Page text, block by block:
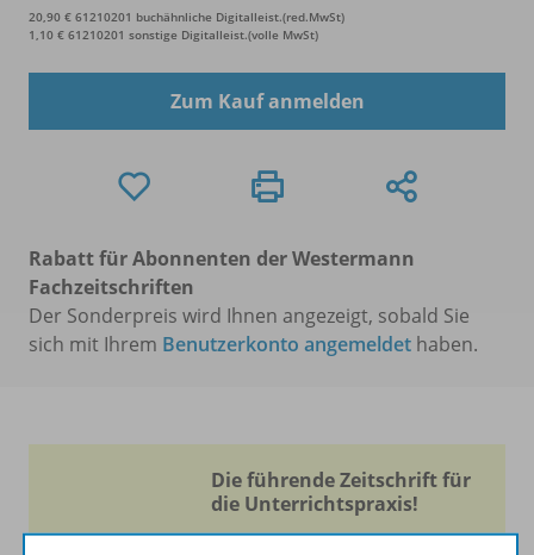
20,90 € 61210201 buchähnliche Digitalleist.(red.MwSt)
1,10 € 61210201 sonstige Digitalleist.(volle MwSt)
Zum Kauf anmelden
Rabatt für Abonnenten der Westermann
Fachzeitschriften
Der Sonderpreis wird Ihnen angezeigt, sobald Sie
sich mit Ihrem Benutzerkonto angemeldet haben.
Die führende Zeitschrift für
die Unterrichtspraxis!